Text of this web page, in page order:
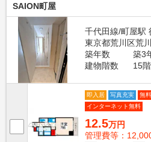
SAION町屋
千代田線/町屋駅
東京都荒川区荒
築年数
築3
建物階数
15
即入居 写真充実
無
インターネット無料
12.5万円
管理費等：